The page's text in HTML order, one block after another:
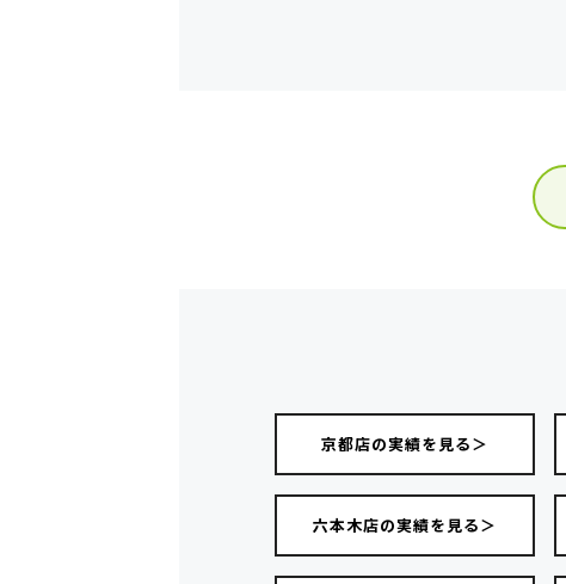
京都店の実績を見る＞
六本木店の実績を見る＞